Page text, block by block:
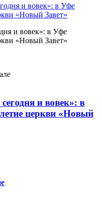
и вовек»: в Уфе
«Новый Завет»
и вовек»: в
церкви «Новый